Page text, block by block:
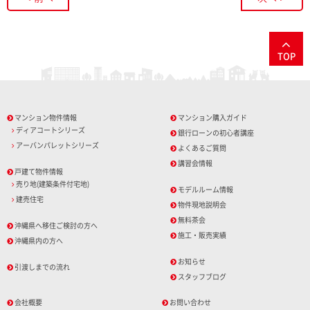
TOP
マンション物件情報
ディアコートシリーズ
アーバンパレットシリーズ
戸建て物件情報
売り地(建築条件付宅地)
建売住宅
沖縄県へ移住ご検討の方へ
沖縄県内の方へ
引渡しまでの流れ
マンション購入ガイド
銀行ローンの初心者講座
よくあるご質問
講習会情報
モデルルーム情報
物件現地説明会
無料茶会
施工・販売実績
お知らせ
スタッフブログ
会社概要
お問い合わせ